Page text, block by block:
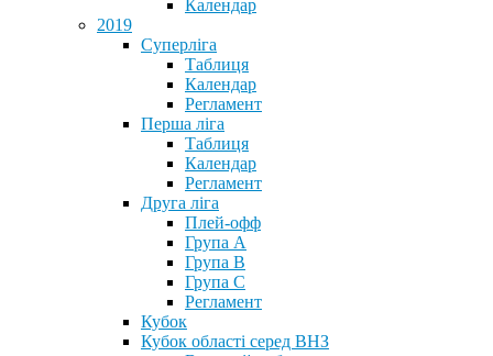
Календар
2019
Суперліга
Таблиця
Календар
Регламент
Перша ліга
Таблиця
Календар
Регламент
Друга ліга
Плей-офф
Група А
Група В
Група С
Регламент
Кубок
Кубок області серед ВНЗ